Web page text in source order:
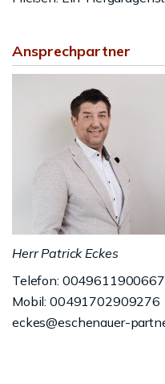
Ansprechpartner
Herr Patrick Eckes
Telefon:
Mobil: 00491702909276
eckes@eschenauer-